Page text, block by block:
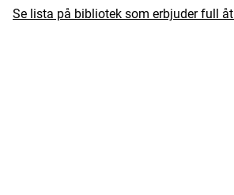
Se lista på bibliotek som erbjuder full